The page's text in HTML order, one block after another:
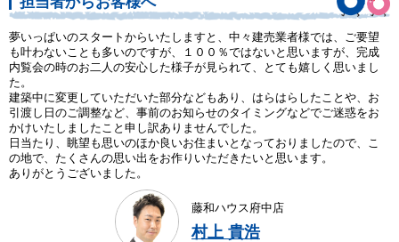
夢いっぱいのスタートからいたしますと、中々建売業者様では、ご要望
も叶わないことも多いのですが、１００％ではないと思いますが、完成
内覧会の時のお二人の安心した様子が見られて、とても嬉しく思いまし
た。
建築中に変更していただいた部分などもあり、はらはらしたことや、お
引渡し日のご調整など、事前のお知らせのタイミングなどでご迷惑をお
かけいたしましたこと申し訳ありませんでした。
日当たり、眺望も思いのほか良いお住まいとなっておりましたので、こ
の地で、たくさんの思い出をお作りいただきたいと思います。
ありがとうございました。
藤和ハウス府中店
村上 貴浩